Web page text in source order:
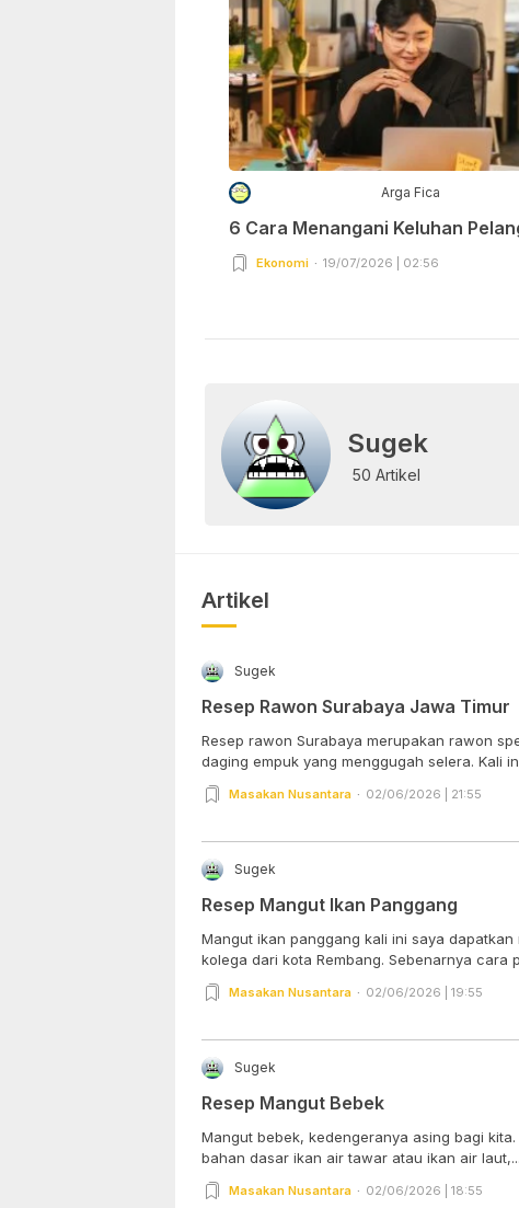
Arga Fica
6 Cara Menangani Keluhan
Ekonomi 19/07/2026 | 02:56
Sugek
50 Artikel
Artikel
Sugek
Resep Rawon Surabaya Jawa Timur
Resep rawon Surabaya merupakan rawon
daging empuk yang menggugah selera. Kali
Masakan Nusantara 02/06/2026 | 21:55
Sugek
Resep Mangut Ikan Panggang
Mangut ikan panggang kali ini saya
kolega dari kota Rembang. Sebenarnya cara
Masakan Nusantara 02/06/2026 | 19:55
Sugek
Resep Mangut Bebek
Mangut bebek, kedengeranya asing bagi
bahan dasar ikan air tawar atau ikan air laut,...
Masakan Nusantara 02/06/2026 | 18:55